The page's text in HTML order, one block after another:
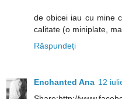
de obicei iau cu mine
calitate (o miniplate,
Răspundeți
Enchanted Ana 12